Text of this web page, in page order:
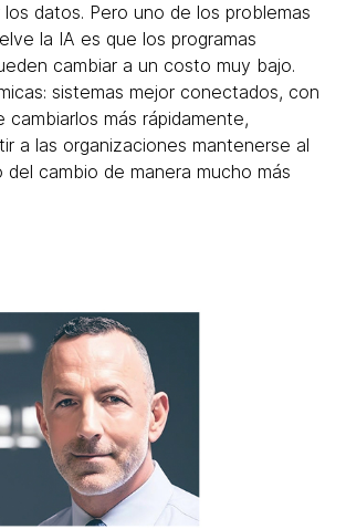
los datos. Pero uno de los problemas
la IA es que los programas
cambiar a un costo muy bajo.
sistemas mejor conectados, con
cambiarlos más rápidamente,
a las organizaciones mantenerse al
del cambio de manera mucho más